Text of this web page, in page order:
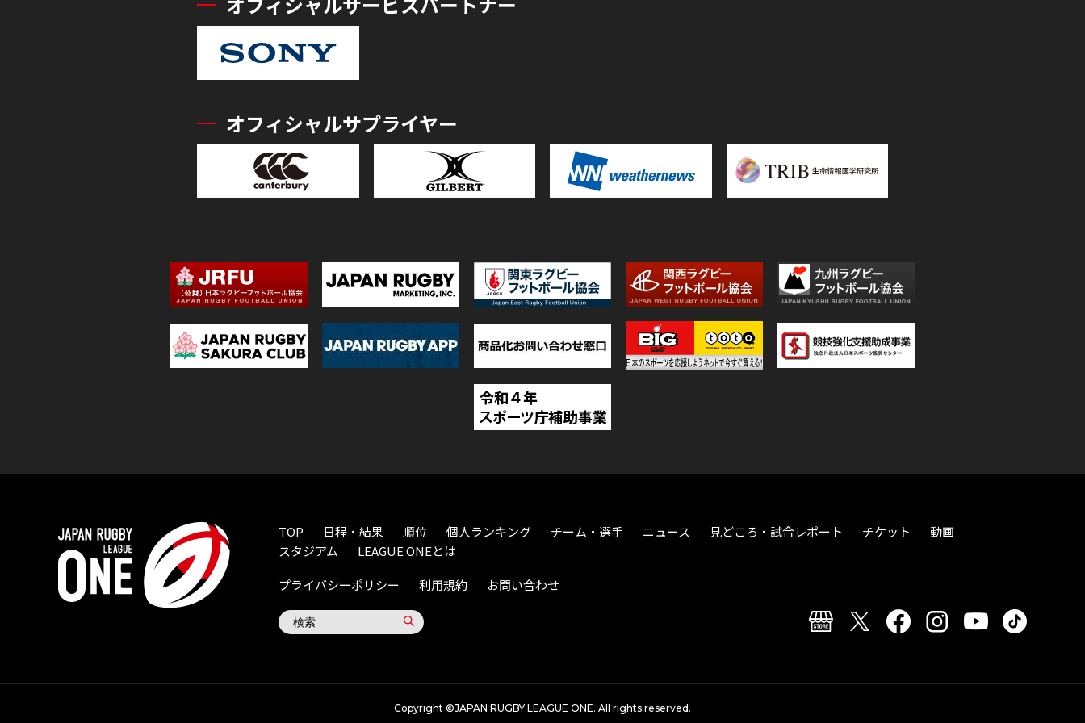
オフィシャルサプライヤー
TOP 日程・結果 順位 個人ランキング チーム・選手 ニュース 見どころ・試合レポート チケット
動画
スタジアム
LEAGUE ONEとは
プライバシーポリシー
利用規約 お問い合わせ
Copyright ©JAPAN RUGBY LEAGUE ONE. All rights reserved.